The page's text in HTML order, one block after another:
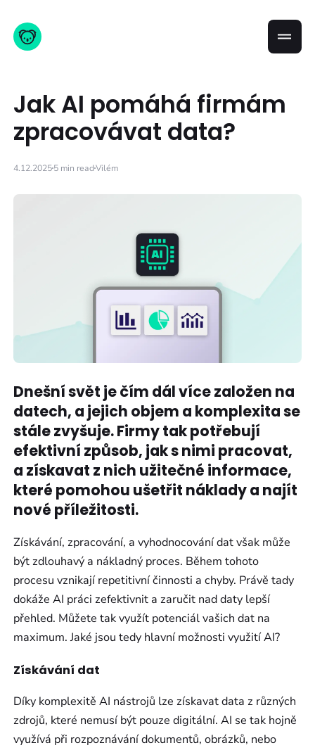
Jak AI pomáhá firmám
zpracovávat data?
4.12.20255 min readVilém
Dnešní svět je čím dál více založen na
datech, a jejich objem a komplexita se
stále zvyšuje. Firmy tak potřebují
efektivní způsob, jak s nimi pracovat,
a získavat z nich užitečné informace,
které pomohou ušetřit náklady a najít
nové příležitosti.
Získávání, zpracování, a vyhodnocování dat však může
být zdlouhavý a nákladný proces. Během tohoto
procesu vznikají repetitivní činnosti a chyby. Právě tady
dokáže AI práci zefektivnit a zaručit nad daty lepší
přehled. Můžete tak využít potenciál vašich dat na
maximum. Jaké jsou tedy hlavní možnosti využití AI?
Získávání dat
Díky komplexitě AI nástrojů lze získavat data z různých
zdrojů, které nemusí být pouze digitální. AI se tak hojně
využívá při rozpoznávání dokumentů, obrázků, nebo